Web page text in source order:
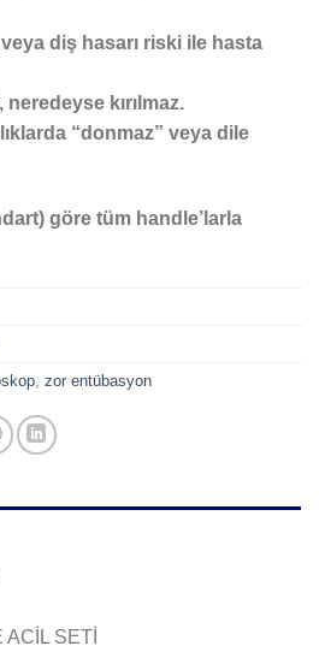
diş hasarı riski ile hasta
kırılmaz.
“donmaz” veya dile
göre tüm handle’larla
, zor entübasyon
SETİ